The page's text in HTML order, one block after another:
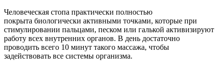
Человеческая стопа практически полностью
покрыта биологически активными точками, которые при
стимулировании пальцами, песком или галькой активизируют
работу всех внутренних органов. В день достаточно
проводить всего 10 минут такого массажа, чтобы
задействовать все системы организма.